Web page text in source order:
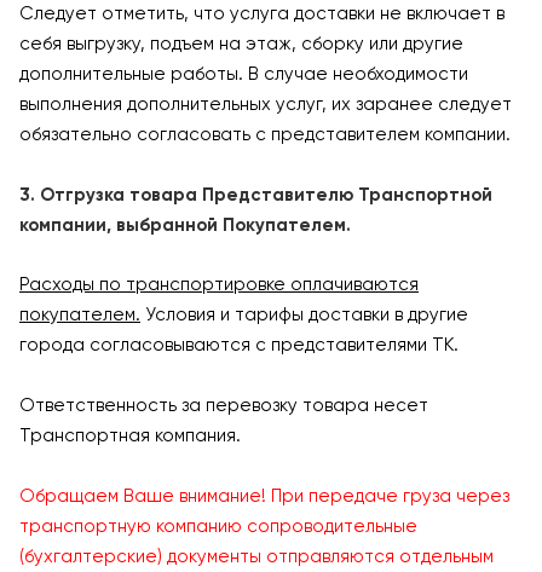
Следует отметить, что услуга доставки не включает в
себя выгрузку, подъем на этаж, сборку или другие
дополнительные работы. В случае необходимости
выполнения дополнительных услуг, их заранее следует
обязательно согласовать с представителем компании.
3. Отгрузка товара Представителю Транспортной
компании, выбранной Покупателем.
Расходы по транспортировке оплачиваются
покупателем. Условия и тарифы доставки в другие
города согласовываются с представителями ТК.
Ответственность за перевозку товара несет
Транспортная компания.
Обращаем Ваше внимание! При передаче груза через
транспортную компанию сопроводительные
(бухгалтерские) документы отправляются отдельным